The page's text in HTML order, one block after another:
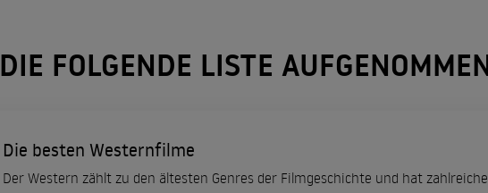
FOLGENDE LISTE
Die besten Westernfilme
Der Western zählt zu den ältesten Genres der Filmgeschichte und hat zahlreiche